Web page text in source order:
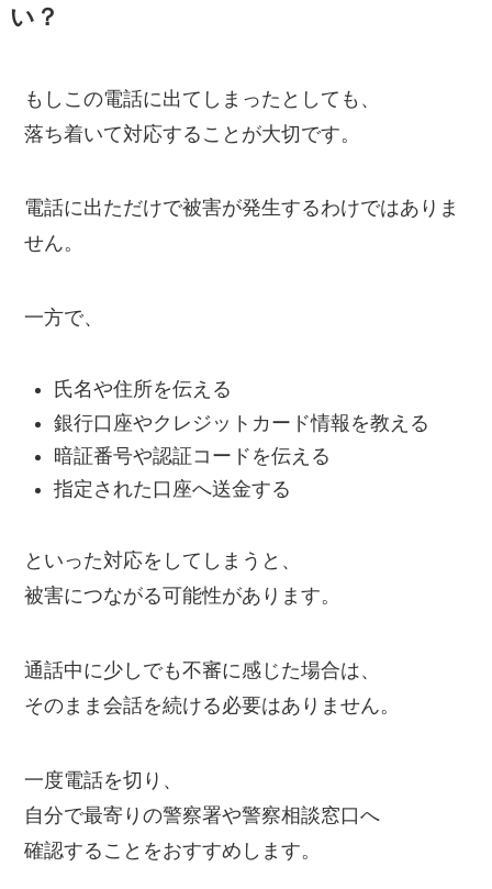
い？
もしこの電話に出てしまったとしても、
落ち着いて対応することが大切です。
電話に出ただけで被害が発生するわけではありま
せん。
一方で、
氏名や住所を伝える
銀行口座やクレジットカード情報を教える
暗証番号や認証コードを伝える
指定された口座へ送金する
といった対応をしてしまうと、
被害につながる可能性があります。
通話中に少しでも不審に感じた場合は、
そのまま会話を続ける必要はありません。
一度電話を切り、
自分で最寄りの警察署や警察相談窓口へ
確認することをおすすめします。